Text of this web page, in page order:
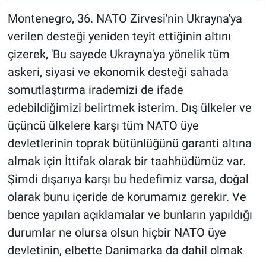
Montenegro, 36. NATO Zirvesi'nin Ukrayna'ya
verilen desteği yeniden teyit ettiğinin altını
çizerek, 'Bu sayede Ukrayna'ya yönelik tüm
askeri, siyasi ve ekonomik desteği sahada
somutlaştırma irademizi de ifade
edebildiğimizi belirtmek isterim. Dış ülkeler ve
üçüncü ülkelere karşı tüm NATO üye
devletlerinin toprak bütünlüğünü garanti altına
almak için İttifak olarak bir taahhüdümüz var.
Şimdi dışarıya karşı bu hedefimiz varsa, doğal
olarak bunu içeride de korumamız gerekir. Ve
bence yapılan açıklamalar ve bunların yapıldığı
durumlar ne olursa olsun hiçbir NATO üye
devletinin, elbette Danimarka da dahil olmak